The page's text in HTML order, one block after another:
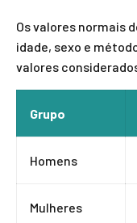
Os valores normais
idade, sexo e
valores
Grupo
Homens
Mulheres